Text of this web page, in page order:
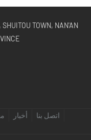
أخبار
اتصل بنا